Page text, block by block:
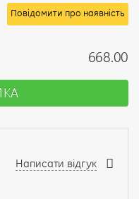
Повідомити про наявність
668.00
Написати відгук